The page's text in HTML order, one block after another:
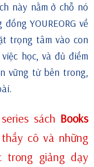
này nằm ở chỗ nó
YOUREORG về
trọng tâm vào con
học, và đủ điềm
vững từ bên trong,
sách Books
cô và những
trong giảng dạy